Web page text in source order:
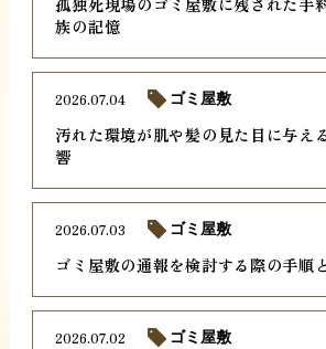
族の記憶
汚れた環境が肌や髪の見た目に与え
響
2026.07.04 ゴミ屋敷
ゴミ屋敷の通報を検討する際の手順
2026.07.03 ゴミ屋敷
2026.07.02 ゴミ屋敷